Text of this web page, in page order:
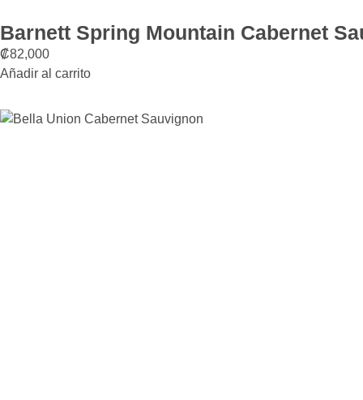
Barnett Spring Mountain Cabernet
₡82,000
Añadir al carrito